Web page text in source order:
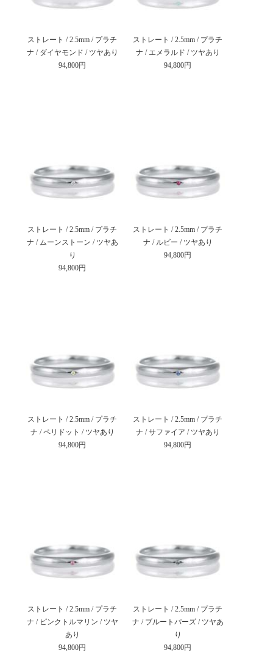
ストレート / 2.5mm / プラチ
ナ / ダイヤモンド / ツヤあり
94,800円
ストレート / 2.5mm / プラチ
ナ / エメラルド / ツヤあり
94,800円
ストレート / 2.5mm / プラチ
ナ / ムーンストーン / ツヤあ
り
94,800円
ストレート / 2.5mm / プラチ
ナ / ルビー / ツヤあり
94,800円
ストレート / 2.5mm / プラチ
ナ / ペリドット / ツヤあり
94,800円
ストレート / 2.5mm / プラチ
ナ / サファイア / ツヤあり
94,800円
ストレート / 2.5mm / プラチ
ナ / ピンクトルマリン / ツヤ
あり
94,800円
ストレート / 2.5mm / プラチ
ナ / ブルートパーズ / ツヤあ
り
94,800円